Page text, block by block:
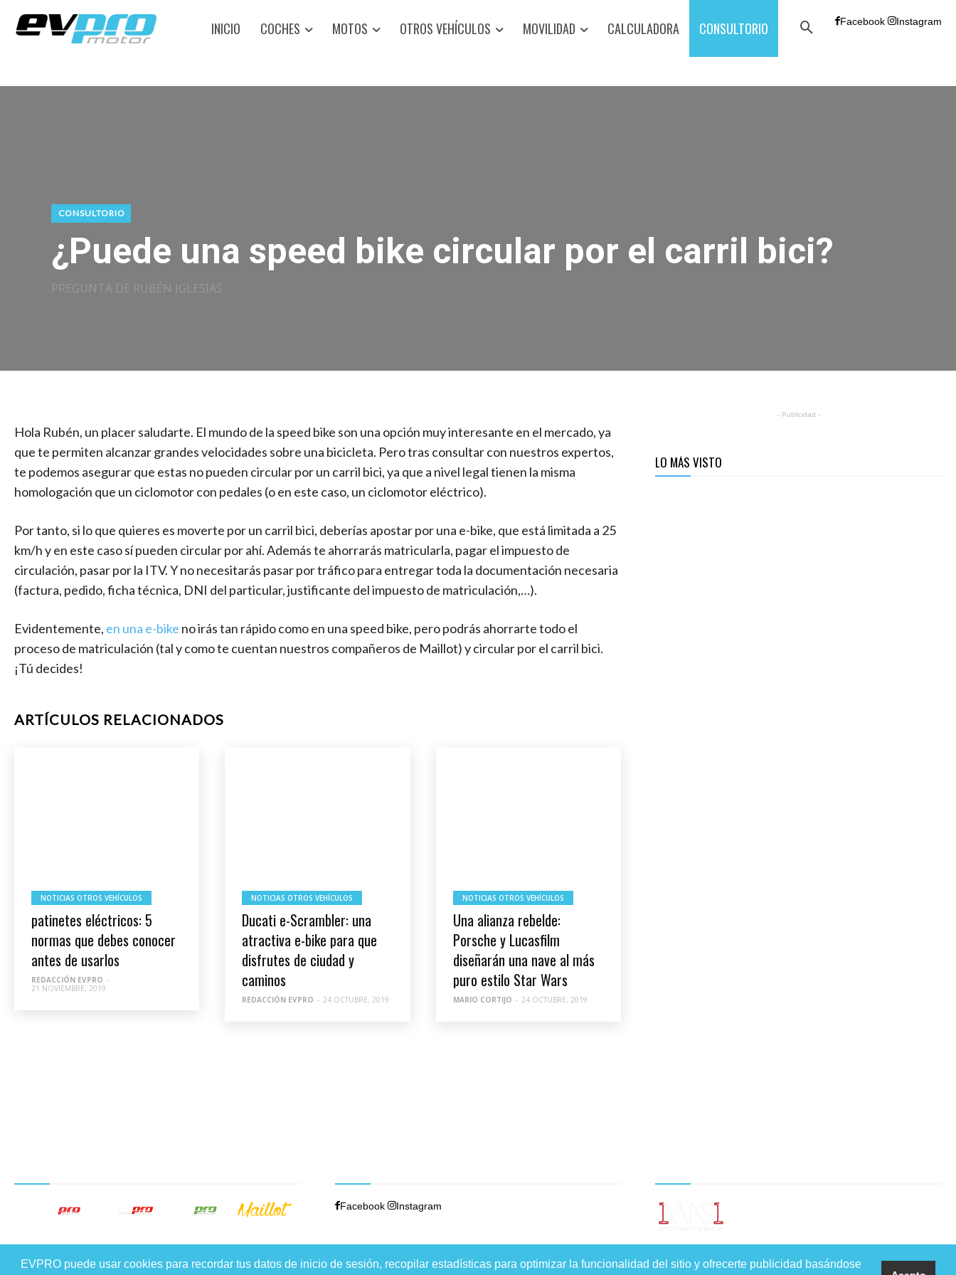
EVPRO puede usar cookies para recordar tus datos de inicio de sesión, recopilar estadísticas para optimizar la funcionalidad del sitio y ofrecerte publicidad basándose
Facebook Instagram
INICIO COCHES MOTOS OTROS VEHÍCULOS MOVILIDAD CALCULADORA CONSULTORIO
CONSULTORIO
¿Puede una speed bike circular por el carril bici?
PREGUNTA DE RUBÉN IGLESIAS
Hola Rubén, un placer saludarte. El mundo de la speed bike son una opción muy interesante en el mercado, ya
que te permiten alcanzar grandes velocidades sobre una bicicleta. Pero tras consultar con nuestros expertos,
te podemos asegurar que estas no pueden circular por un carril bici, ya que a nivel legal tienen la misma
homologación que un ciclomotor con pedales (o en este caso, un ciclomotor eléctrico).
Por tanto, si lo que quieres es moverte por un carril bici, deberías apostar por una e-bike, que está limitada a 25
km/h y en este caso sí pueden circular por ahí. Además te ahorrarás matricularla, pagar el impuesto de
circulación, pasar por la ITV. Y no necesitarás pasar por tráfico para entregar toda la documentación necesaria
(factura, pedido, ficha técnica, DNI del particular, justificante del impuesto de matriculación,…).
Evidentemente, en una e-bike no irás tan rápido como en una speed bike, pero podrás ahorrarte todo el
proceso de matriculación (tal y como te cuentan nuestros compañeros de Maillot) y circular por el carril bici.
¡Tú decides!
ARTÍCULOS RELACIONADOS
NOTICIAS OTROS VEHÍCULOS
patinetes eléctricos: 5
normas que debes conocer
antes de usarlos
REDACCIÓN EVPRO -
21 NOVIEMBRE, 2019
NOTICIAS OTROS VEHÍCULOS
Ducati e-Scrambler: una
atractiva e-bike para que
disfrutes de ciudad y
caminos
REDACCIÓN EVPRO - 24 OCTUBRE, 2019
NOTICIAS OTROS VEHÍCULOS
Una alianza rebelde:
Porsche y Lucasfilm
diseñarán una nave al más
puro estilo Star Wars
MARIO CORTIJO - 24 OCTUBRE, 2019
- Publicidad -
LO MÁS VISTO
Facebook Instagram